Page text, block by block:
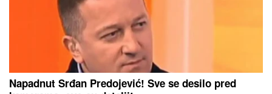
Napadnut Srđan Predojević! Sve se desilo pred